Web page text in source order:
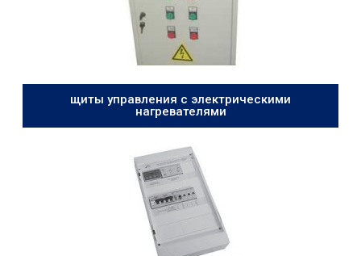
щиты управления с электрическими
нагревателями